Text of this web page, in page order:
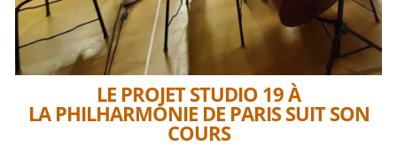
LE PROJET STUDIO 19 À
LA PHILHARMONIE DE PARIS SUIT SON
COURS